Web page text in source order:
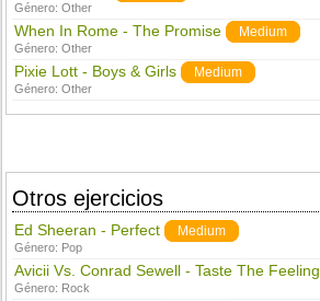
Género:Other
When In Rome - The Promise Medium
Género:Other
Pixie Lott - Boys & Girls Medium
Género:Other
Otros ejercicios
Ed Sheeran - Perfect Medium
Género: Pop
Avicii Vs. Conrad Sewell - Taste The Feeling
Género: Rock